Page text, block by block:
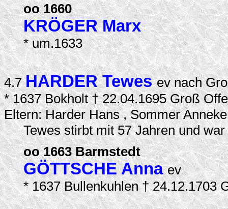
oo 1660
KRÖGER Marx
* um.1633
4.7 HARDER Tewesev nach
* 1637 Bokholt † 22.04.1695 Groß
Eltern: Harder Hans , Sommer Anneke
Tewes stirbt mit 57 Jahren und
oo 1663 Barmstedt
GÖTTSCHE Annaev
* 1637 Bullenkuhlen † 24.12.1703